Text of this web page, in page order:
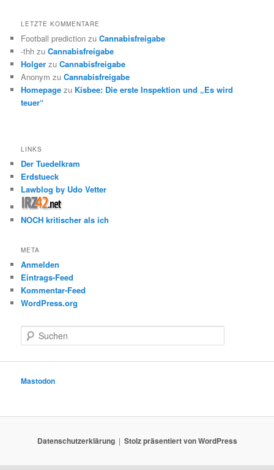
LETZTE KOMMENTARE
Football prediction zuCannabisfreigabe
-thh zuCannabisfreigabe
Holger zuCannabisfreigabe
Anonym zuCannabisfreigabe
Homepage zu Kisbee: Die erste Inspektion und „Es wird
teuer“
LINKS
Der Tuedelkram
Erdstueck
Lawblog by Udo Vetter
NOCH kritischer als ich
META
Anmelden
Eintrags-Feed
Kommentar-Feed
WordPress.org
u
e
Mastodon
Datenschutzerklärung Stolz präsentiert von WordPress